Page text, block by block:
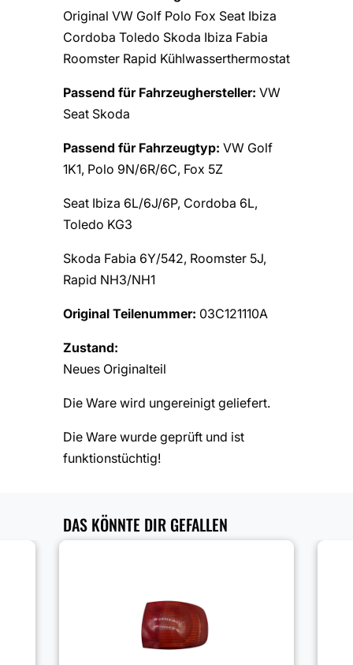
Original VW Golf Polo Fox Seat Ibiza
Cordoba Toledo Skoda Ibiza Fabia
Roomster Rapid Kühlwasserthermostat
Passend für Fahrzeughersteller: VW
Seat Skoda
Passend für Fahrzeugtyp: VW Golf
1K1, Polo 9N/6R/6C, Fox 5Z
Seat Ibiza 6L/6J/6P, Cordoba 6L,
Toledo KG3
Skoda Fabia 6Y/542, Roomster 5J,
Rapid NH3/NH1
Original Teilenummer: 03C121110A
Zustand:
Neues Originalteil
Die Ware wird ungereinigt geliefert.
Die Ware wurde geprüft und ist
funktionstüchtig!
DAS KÖNNTE DIR GEFALLEN